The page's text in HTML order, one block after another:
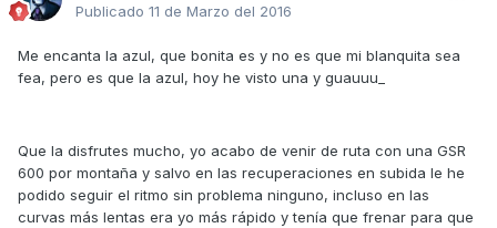
Publicado 11 de Marzo del 2016
Me encanta la azul, que bonita es y no es que mi blanquita sea
fea, pero es que la azul, hoy he visto una y guauuu_
Que la disfrutes mucho, yo acabo de venir de ruta con una GSR
600 por montaña y salvo en las recuperaciones en subida le he
podido seguir el ritmo sin problema ninguno, incluso en las
curvas más lentas era yo más rápido y tenía que frenar para que